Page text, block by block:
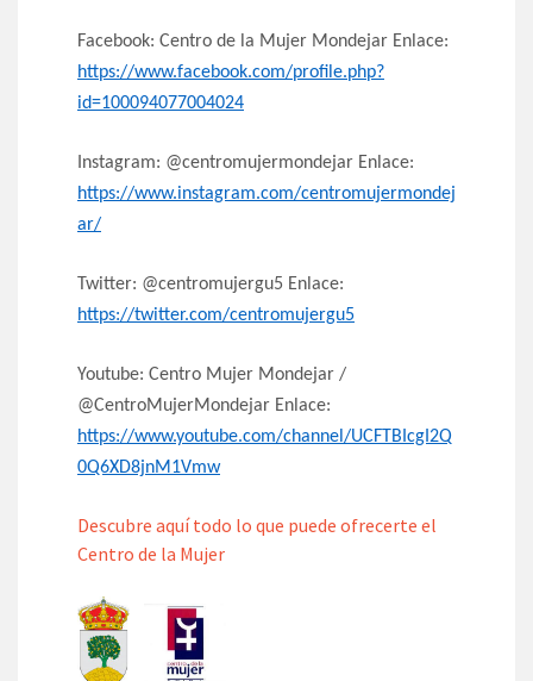
Facebook: Centro de la Mujer Mondejar Enlace:
https://www.facebook.com/profile.php?
id=100094077004024
Instagram: @centromujermondejar Enlace:
https://www.instagram.com/centromujermondej
ar/
Twitter: @centromujergu5 Enlace:
https://twitter.com/centromujergu5
Youtube: Centro Mujer Mondejar /
@CentroMujerMondejar Enlace:
https://www.youtube.com/channel/UCFTBIcgI2Q
0Q6XD8jnM1Vmw
Descubre aquí todo lo que puede ofrecerte el
Centro de la Mujer